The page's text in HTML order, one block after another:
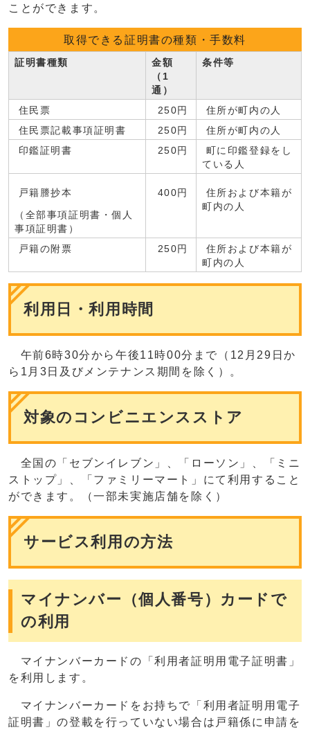
ことができます。
取得できる証明書の種類・手数料
証明書種類
金額
（1
通）
条件等
住民票 250円
住所が町内の人
住民票記載事項証明書
250円
住所が町内の人
印鑑証明書
250円
町に印鑑登録をし
ている人
戸籍謄抄本
（全部事項証明書・個人
事項証明書）
400円
住所および本籍が
町内の人
戸籍の附票 250円
住所および本籍が
町内の人
利用日・利用時間
午前6時30分から午後11時00分まで（12月29日か
ら1月3日及びメンテナンス期間を除く）。
対象のコンビニエンスストア
全国の「セブンイレブン」、「ローソン」、「ミニ
ストップ」、「ファミリーマート」にて利用すること
ができます。（一部未実施店舗を除く）
サービス利用の方法
マイナンバー（個人番号）カードで
の利用
マイナンバーカードの「利用者証明用電子証明書」
を利用します。
マイナンバーカードをお持ちで「利用者証明用電子
証明書」の登載を行っていない場合は戸籍係に申請を